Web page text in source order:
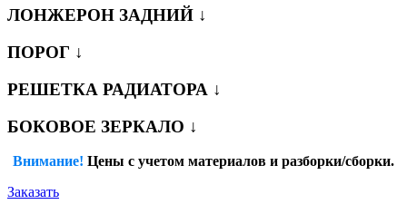
ЛОНЖЕРОН ЗАДНИЙ ↓
ПОРОГ ↓
РЕШЕТКА РАДИАТОРА ↓
БОКОВОЕ ЗЕРКАЛО ↓
Внимание! Цены с учетом материалов и разборки/сборки.
Заказать